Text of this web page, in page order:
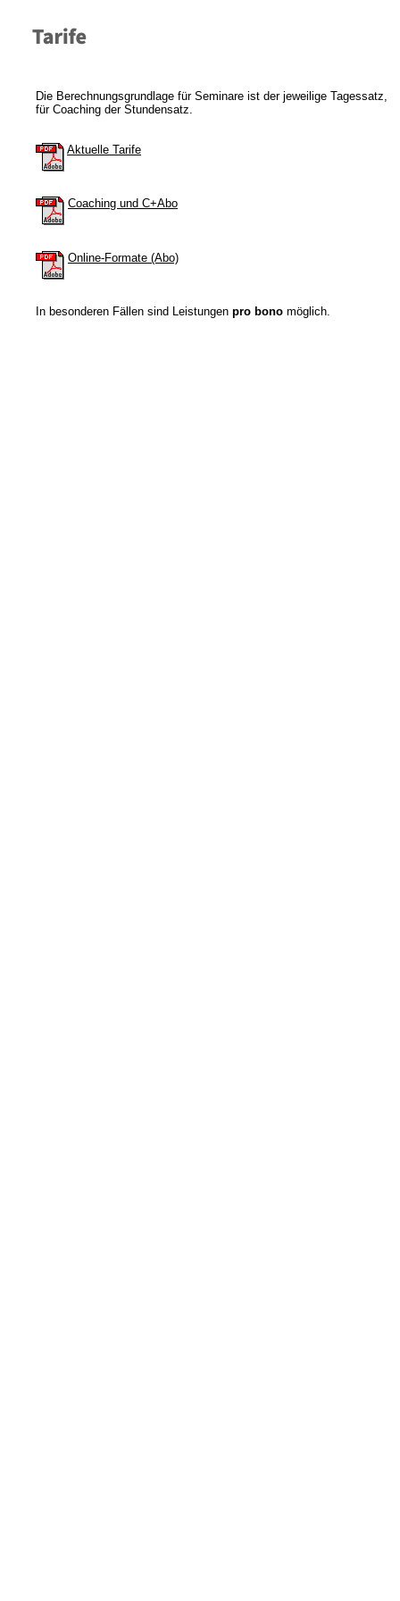
Die Berechnungsgrundlage für Seminare ist der jeweilige Tagessatz,
für Coaching der Stundensatz.
Aktuelle Tarife
Coaching und C+Abo
Online-Formate (Abo)
In besonderen Fällen sind Leistungen pro bono möglich.